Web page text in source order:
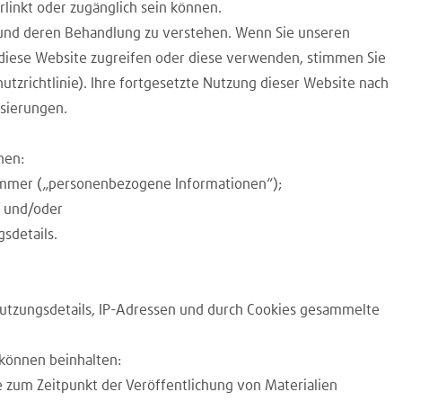
oder zugänglich sein können.
deren Behandlung zu verstehen. Wenn Sie unseren
Website zugreifen oder diese verwenden, stimmen Sie
Ihre fortgesetzte Nutzung dieser Website nach
(„personenbezogene Informationen“);
und/oder
IP-Adressen und durch Cookies gesammelte
beinhalten:
zum Zeitpunkt der Veröffentlichung von Materialien